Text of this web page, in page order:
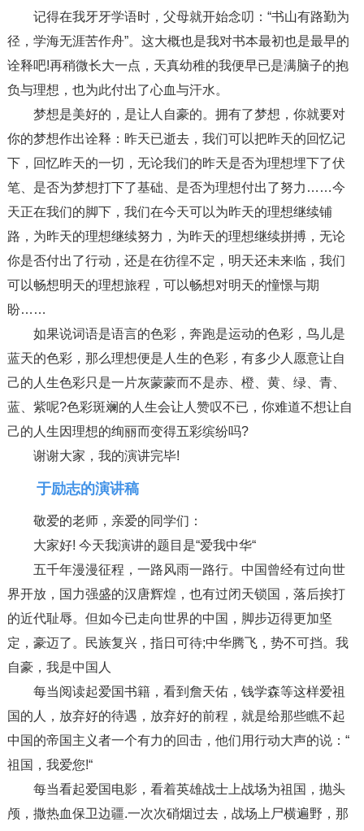
记得在我牙牙学语时，父母就开始念叨：“书山有路勤为
径，学海无涯苦作舟”。这大概也是我对书本最初也是最早的
诠释吧!再稍微长大一点，天真幼稚的我便早已是满脑子的抱
负与理想，也为此付出了心血与汗水。
梦想是美好的，是让人自豪的。拥有了梦想，你就要对
你的梦想作出诠释：昨天已逝去，我们可以把昨天的回忆记
下，回忆昨天的一切，无论我们的昨天是否为理想埋下了伏
笔、是否为梦想打下了基础、是否为理想付出了努力……今
天正在我们的脚下，我们在今天可以为昨天的理想继续铺
路，为昨天的理想继续努力，为昨天的理想继续拼搏，无论
你是否付出了行动，还是在彷徨不定，明天还未来临，我们
可以畅想明天的理想旅程，可以畅想对明天的憧憬与期
盼……
如果说词语是语言的色彩，奔跑是运动的色彩，鸟儿是
蓝天的色彩，那么理想便是人生的色彩，有多少人愿意让自
己的人生色彩只是一片灰蒙蒙而不是赤、橙、黄、绿、青、
蓝、紫呢?色彩斑斓的人生会让人赞叹不已，你难道不想让自
己的人生因理想的绚丽而变得五彩缤纷吗?
谢谢大家，我的演讲完毕!
于励志的演讲稿
敬爱的老师，亲爱的同学们：
大家好! 今天我演讲的题目是“爱我中华“
五千年漫漫征程，一路风雨一路行。中国曾经有过向世
界开放，国力强盛的汉唐辉煌，也有过闭天锁国，落后挨打
的近代耻辱。但如今已走向世界的中国，脚步迈得更加坚
定，豪迈了。民族复兴，指日可待;中华腾飞，势不可挡。我
自豪，我是中国人
每当阅读起爱国书籍，看到詹天佑，钱学森等这样爱祖
国的人，放弃好的待遇，放弃好的前程，就是给那些瞧不起
中国的帝国主义者一个有力的回击，他们用行动大声的说：“
祖国，我爱您!“
每当看起爱国电影，看着英雄战士上战场为祖国，抛头
颅，撒热血保卫边疆.一次次硝烟过去，战场上尸横遍野，那